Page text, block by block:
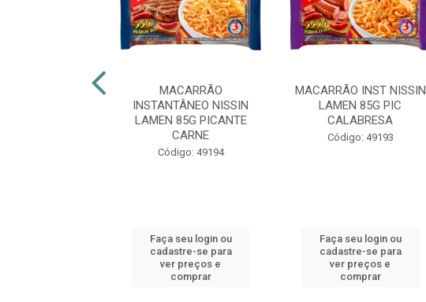
MACARRÃO
INSTANTÂNEO NISSIN
LAMEN 85G PICANTE
CARNE
Código: 49194
Faça seu login ou
cadastre-se para
ver preços e
comprar
MACARRÃO INST NISSIN
LAMEN 85G PIC
CALABRESA
Código: 49193
Faça seu login ou
cadastre-se para
ver preços e
comprar